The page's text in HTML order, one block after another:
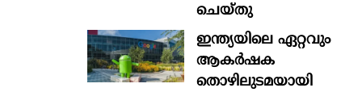
ചെയ്തു
ഇന്ത്യയിലെ ഏറ്റവും
ആകര്‍ഷക
തൊഴിലുടമയായി